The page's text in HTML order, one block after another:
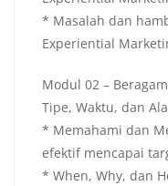
* Masalah dan
Experiential
Modul 02 –
Tipe, Waktu, dan
* Memahami dan
efektif mencapai
* When, Why, dan